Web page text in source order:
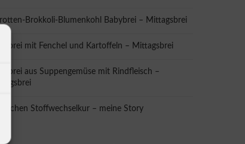
Brokkoli-Blumenkohl Babybrei – Mittagsbrei
mit Fenchel und Kartoffeln – Mittagsbrei
aus Suppengemüse mit Rindfleisch –
Stoffwechselkur – meine Story